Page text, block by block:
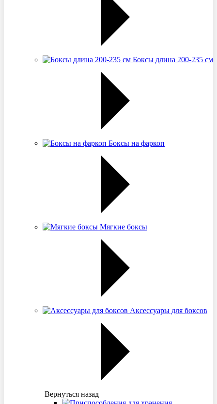
Боксы длина 200-235 см
Боксы на фаркоп
Мягкие боксы
Аксессуары для боксов
Вернуться назад